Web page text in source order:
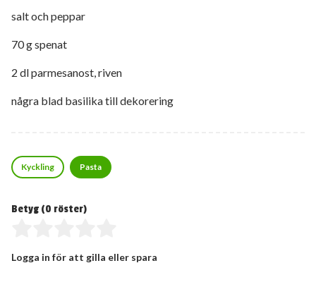
salt och peppar
70 g spenat
2 dl parmesanost, riven
några blad basilika till dekorering
Kyckling Pasta
Betyg (0 röster)
Logga in för att gilla eller spara